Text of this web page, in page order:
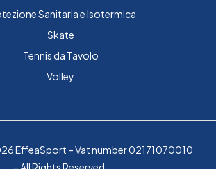
Sanitaria e Isotermica
Skate
Tennis da Tavolo
Volley
EffeaSport – Vat number 02171070010